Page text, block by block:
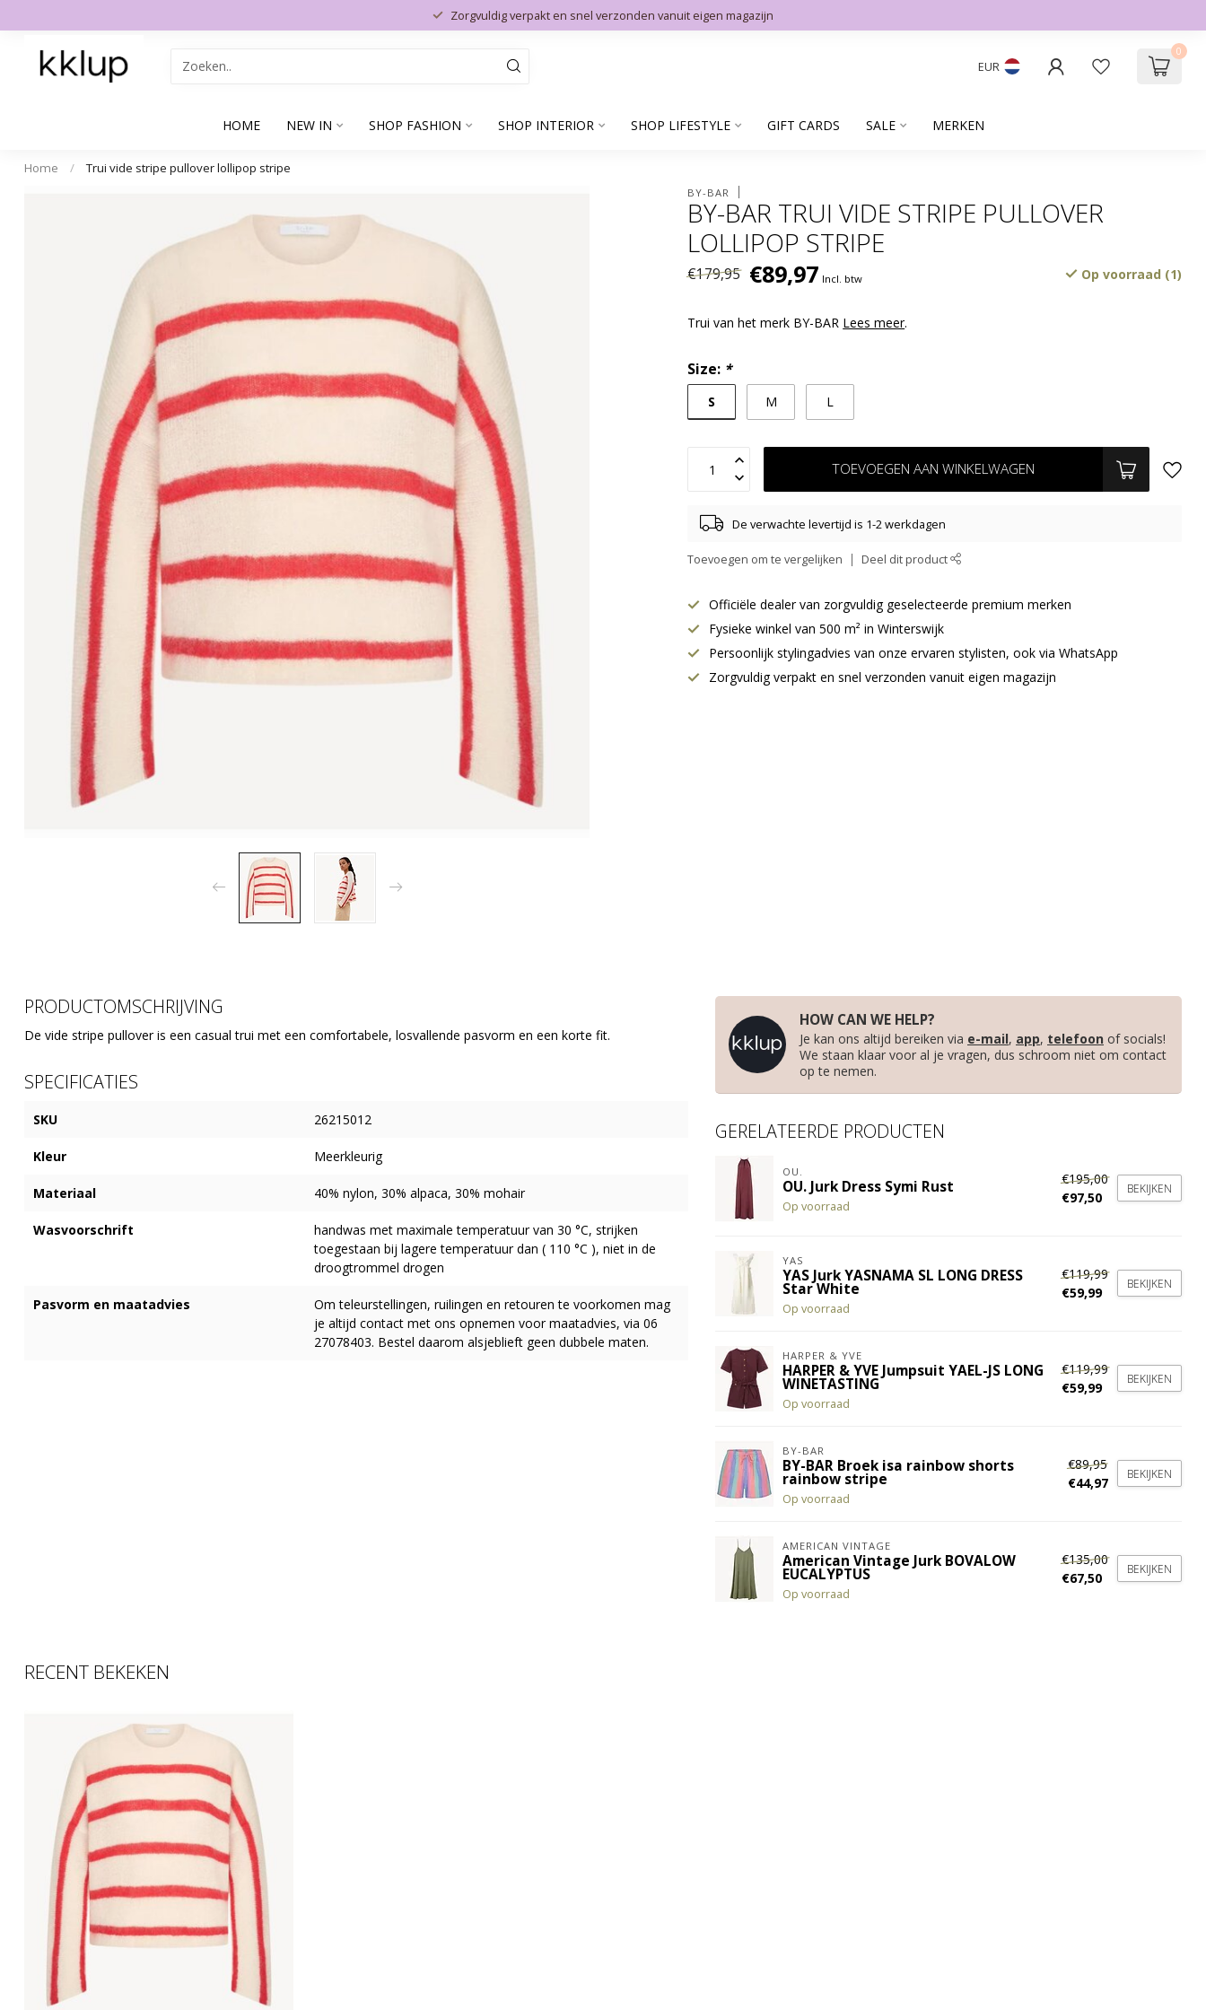
Zorgvuldig verpakt en snel verzonden vanuit eigen magazijn
EUR
0
HOME NEW IN SHOP FASHION SHOP INTERIOR SHOP LIFESTYLE GIFT CARDS SALE MERKEN
Home / Trui vide stripe pullover lollipop stripe
BY-BAR
BY-BAR TRUI VIDE STRIPE PULLOVER
LOLLIPOP STRIPE
€179,95 €89,97 Incl. btw Op voorraad (1)
Trui van het merk BY-BAR Lees meer.
Size: *
S M L
TOEVOEGEN AAN WINKELWAGEN
De verwachte levertijd is 1-2 werkdagen
Toevoegen om te vergelijken Deel dit product
Officiële dealer van zorgvuldig geselecteerde premium merken
Fysieke winkel van 500 m² in Winterswijk
Persoonlijk stylingadvies van onze ervaren stylisten, ook via WhatsApp
Zorgvuldig verpakt en snel verzonden vanuit eigen magazijn
PRODUCTOMSCHRIJVING
De vide stripe pullover is een casual trui met een comfortabele, losvallende pasvorm en een korte fit.
SPECIFICATIES
SKU 26215012
Kleur Meerkleurig
Materiaal 40% nylon, 30% alpaca, 30% mohair
Wasvoorschrift
handwas met maximale temperatuur van 30 °C, strijken
toegestaan bij lagere temperatuur dan ( 110 °C ), niet in de
droogtrommel drogen
Pasvorm en maatadvies
Om teleurstellingen, ruilingen en retouren te voorkomen mag
je altijd contact met ons opnemen voor maatadvies, via 06
27078403. Bestel daarom alsjeblieft geen dubbele maten.
HOW CAN WE HELP?
Je kan ons altijd bereiken via e-mail, app, telefoon of socials!
We staan klaar voor al je vragen, dus schroom niet om contact
op te nemen.
GERELATEERDE PRODUCTEN
OU.
OU. Jurk Dress Symi Rust
Op voorraad
€195,00
€97,50
BEKIJKEN
YAS
YAS Jurk YASNAMA SL LONG DRESS
Star White
Op voorraad
€119,99
€59,99
BEKIJKEN
HARPER & YVE
HARPER & YVE Jumpsuit YAEL-JS LONG
WINETASTING
Op voorraad
€119,99
€59,99
BEKIJKEN
BY-BAR
BY-BAR Broek isa rainbow shorts
rainbow stripe
Op voorraad
€89,95
€44,97
BEKIJKEN
AMERICAN VINTAGE
American Vintage Jurk BOVALOW
EUCALYPTUS
Op voorraad
€135,00
€67,50
BEKIJKEN
RECENT BEKEKEN